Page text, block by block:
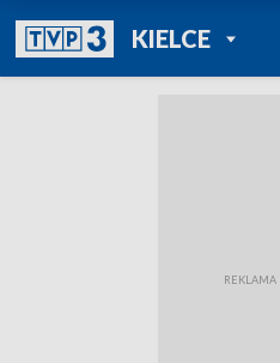
KIELCEPOWRÓT DO
TVP REGIONY